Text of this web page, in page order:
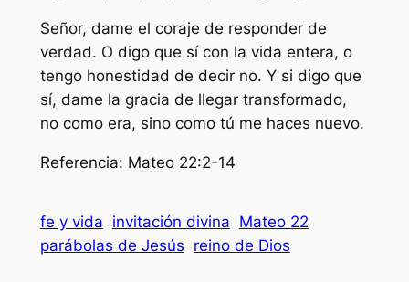
Señor, dame el coraje de responder de
verdad. O digo que sí con la vida entera, o
tengo honestidad de decir no. Y si digo que
sí, dame la gracia de llegar transformado,
no como era, sino como tú me haces nuevo.
Referencia: Mateo 22:2-14
fe y vida invitación divina Mateo 22
parábolas de Jesús reino de Dios